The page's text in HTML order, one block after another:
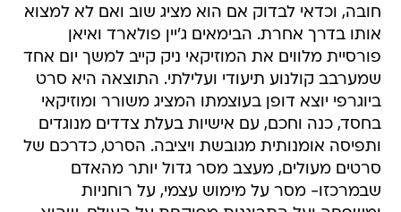
חובה, וכדאי לבדוק אם הוא מציג שוב ואם לא למצוא
אותו בדרך אחרת. הבימאים ג'יין פולארד ואיאן
פורסיית מלווים את המוזיקאי ניק קייב למשך יום אחד
שמערבב קולנוע תיעודי ועלילתי. התוצאה היא סרט
ביוגרפי יוצא דופן בעוצמתו המציג משורר ומוזיקאי
בחסד, כנה וחכם, עם אישיות בעלת צדדים מנוגדים
ותפיסה אומנותית מגובשת ויציבה. הסרט, כדרכם של
סרטים מעולים, מעצב מסר גדול יותר מהאדם
שבמרכזו- מסר על מימוש עצמי, על רוחניות